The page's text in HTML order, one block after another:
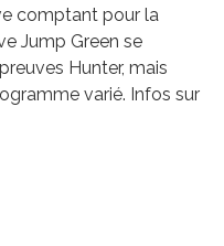
comptant pour la
Jump Green se
Hunter, mais
varié. Infos sur